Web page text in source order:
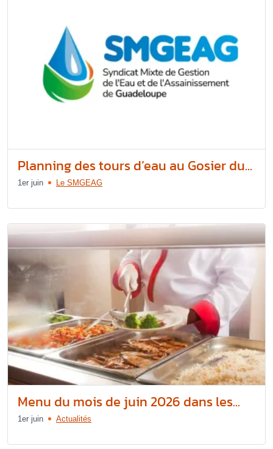
Planning des tours d’eau au Gosier du...
1er juin Le SMGEAG
Menu du mois de juin 2026 dans les...
1er juin Actualités